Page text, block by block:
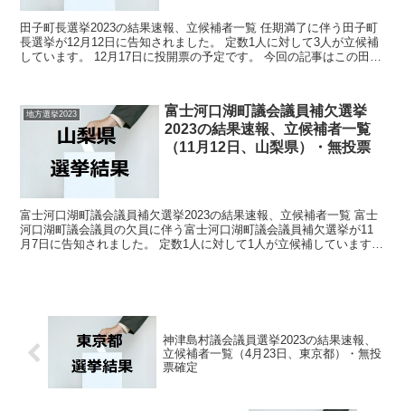
田子町長選挙2023の結果速報、立候補者一覧 任期満了に伴う田子町
長選挙が12月12日に告知されました。 定数1人に対して3人が立候補
しています。 12月17日に投開票の予定です。 今回の記事はこの田子
地方選挙2023
富士河口湖町議会議員補欠選挙
2023の結果速報、立候補者一覧
（11月12日、山梨県）・無投票
富士河口湖町議会議員補欠選挙2023の結果速報、立候補者一覧 富士
河口湖町議会議員の欠員に伴う富士河口湖町議会議員補欠選挙が11
月7日に告知されました。 定数1人に対して1人が立候補しています。
神津島村議会議員選挙2023の結果速報、
立候補者一覧（4月23日、東京都）・無投
票確定